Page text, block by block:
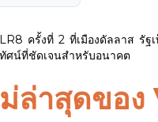
ครั้งที่ 2 ที่เมืองดัลลาส รัฐ
ศน์ที่ชัดเจนสำหรับอนาคต
าสุดของ